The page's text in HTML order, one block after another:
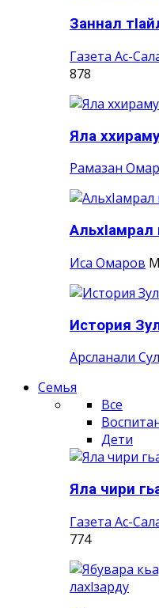
Заннал
Газета Ас-
878
Яла
Рамазан
АльхIамрал
Иса Омаров
История
Арсланали
Семья
Все
Дети
Яла чири
Газета Ас-
774